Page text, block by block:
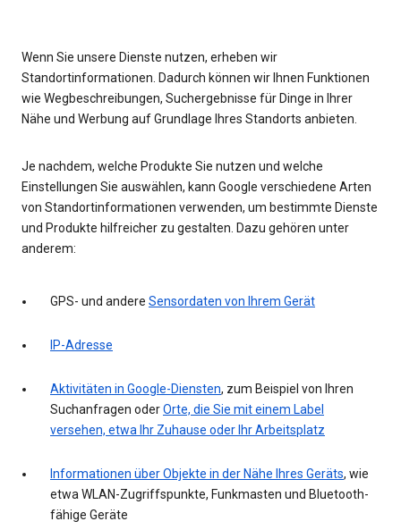
Wenn Sie unsere Dienste nutzen, erheben wir
Standortinformationen. Dadurch können wir Ihnen Funktionen
wie Wegbeschreibungen, Suchergebnisse für Dinge in Ihrer
Nähe und Werbung auf Grundlage Ihres Standorts anbieten.
Je nachdem, welche Produkte Sie nutzen und welche
Einstellungen Sie auswählen, kann Google verschiedene Arten
von Standortinformationen verwenden, um bestimmte Dienste
und Produkte hilfreicher zu gestalten. Dazu gehören unter
anderem:
GPS- und andere Sensordaten von Ihrem Gerät
IP-Adresse
Aktivitäten in Google-Diensten, zum Beispiel von Ihren
Suchanfragen oderOrte, die Sie mit einem Label
versehen, etwa Ihr Zuhause oder Ihr Arbeitsplatz
Informationen über Objekte in der Nähe Ihres Geräts, wie
etwa WLAN-Zugriffspunkte, Funkmasten und Bluetooth-
fähige Geräte